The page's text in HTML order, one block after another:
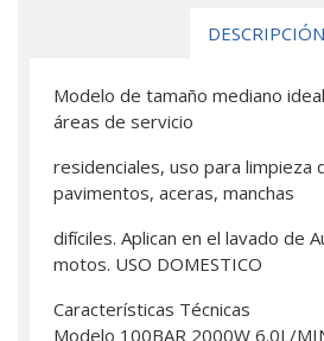
DESCRIPCIÓN
Modelo de tamaño mediano
áreas de servicio
residenciales, uso para limpieza
pavimentos, aceras, manchas
difíciles. Aplican en el lavado de
motos. USO DOMESTICO
Características Técnicas
Modelo 100BAR 2000W 6.0L/